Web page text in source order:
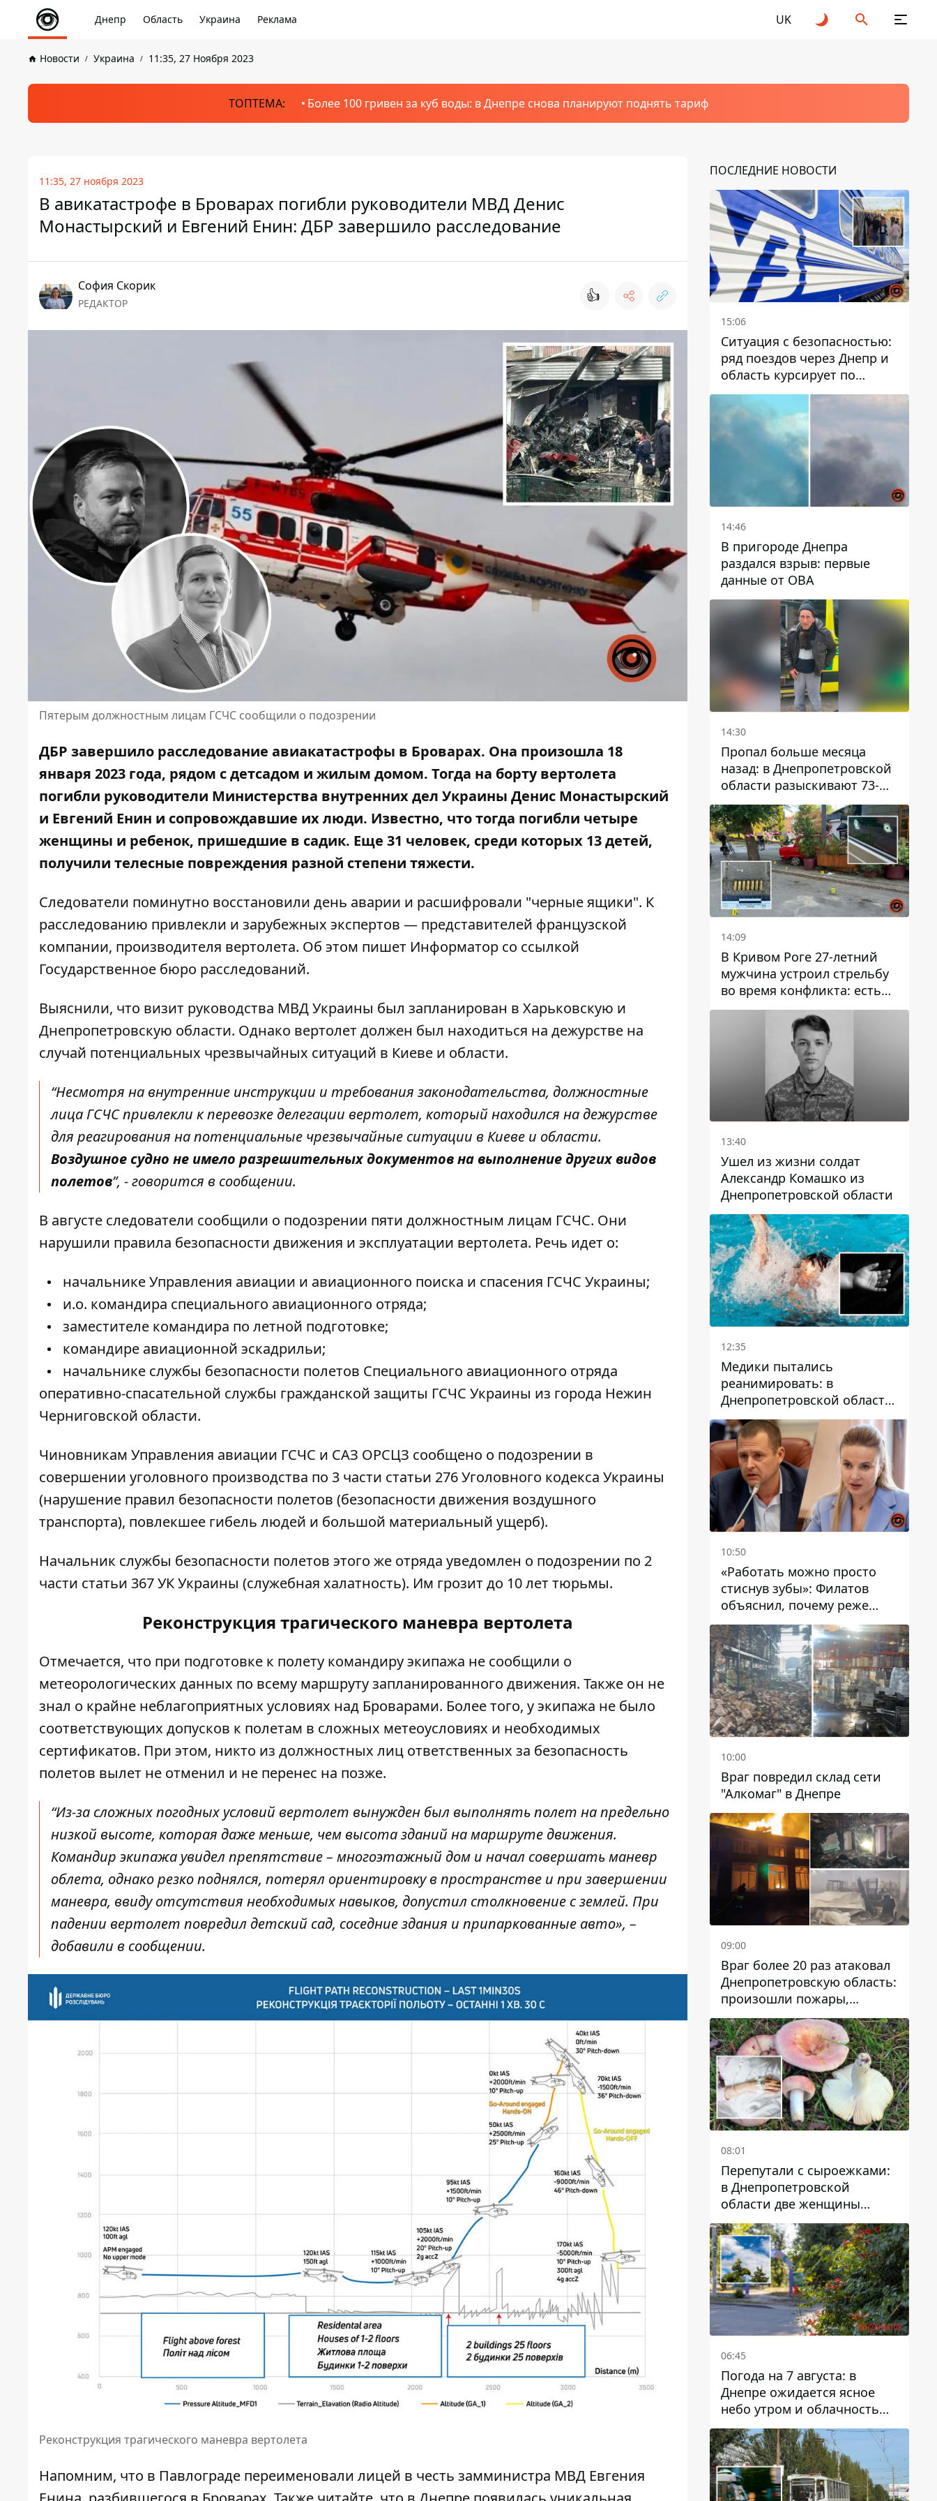
Днепр Область Украина Реклама UK
Новости Украина 11:35, 27 Ноября 2023
ТОПТЕМА: Более 100 гривен за куб воды: в Днепре снова планируют поднять тариф
11:35, 27 ноября 2023
В авикатастрофе в Броварах погибли руководители МВД Денис
Монастырский и Евгений Енин: ДБР завершило расследование
София Скорик
РЕДАКТОР 👍
Пятерым должностным лицам ГСЧС сообщили о подозрении
ДБР завершило расследование авиакатастрофы в Броварах. Она произошла 18
января 2023 года, рядом с детсадом и жилым домом. Тогда на борту вертолета
погибли руководители Министерства внутренних дел Украины Денис Монастырский
и Евгений Енин и сопровождавшие их люди. Известно, что тогда погибли четыре
женщины и ребенок, пришедшие в садик. Еще 31 человек, среди которых 13 детей,
получили телесные повреждения разной степени тяжести.
Следователи поминутно восстановили день аварии и расшифровали "черные ящики". К
расследованию привлекли и зарубежных экспертов — представителей французской
компании, производителя вертолета. Об этом пишет Информатор со ссылкой
Государственное бюро расследований.
Выяснили, что визит руководства МВД Украины был запланирован в Харьковскую и
Днепропетровскую области. Однако вертолет должен был находиться на дежурстве на
случай потенциальных чрезвычайных ситуаций в Киеве и области.
“Несмотря на внутренние инструкции и требования законодательства, должностные
лица ГСЧС привлекли к перевозке делегации вертолет, который находился на дежурстве
для реагирования на потенциальные чрезвычайные ситуации в Киеве и области.
Воздушное судно не имело разрешительных документов на выполнение других видов
полетов”, - говорится в сообщении.
В августе следователи сообщили о подозрении пяти должностным лицам ГСЧС. Они
нарушили правила безопасности движения и эксплуатации вертолета. Речь идет о:
начальнике Управления авиации и авиационного поиска и спасения ГСЧС Украины;
и.о. командира специального авиационного отряда;
заместителе командира по летной подготовке;
командире авиационной эскадрильи;
начальнике службы безопасности полетов Специального авиационного отряда
оперативно-спасательной службы гражданской защиты ГСЧС Украины из города Нежин
Черниговской области.
Чиновникам Управления авиации ГСЧС и САЗ ОРСЦЗ сообщено о подозрении в
совершении уголовного производства по 3 части статьи 276 Уголовного кодекса Украины
(нарушение правил безопасности полетов (безопасности движения воздушного
транспорта), повлекшее гибель людей и большой материальный ущерб).
Начальник службы безопасности полетов этого же отряда уведомлен о подозрении по 2
части статьи 367 УК Украины (служебная халатность). Им грозит до 10 лет тюрьмы.
Реконструкция трагического маневра вертолета
Отмечается, что при подготовке к полету командиру экипажа не сообщили о
метеорологических данных по всему маршруту запланированного движения. Также он не
знал о крайне неблагоприятных условиях над Броварами. Более того, у экипажа не было
соответствующих допусков к полетам в сложных метеоусловиях и необходимых
сертификатов. При этом, никто из должностных лиц ответственных за безопасность
полетов вылет не отменил и не перенес на позже.
“Из-за сложных погодных условий вертолет вынужден был выполнять полет на предельно
низкой высоте, которая даже меньше, чем высота зданий на маршруте движения.
Командир экипажа увидел препятствие – многоэтажный дом и начал совершать маневр
облета, однако резко поднялся, потерял ориентировку в пространстве и при завершении
маневра, ввиду отсутствия необходимых навыков, допустил столкновение с землей. При
падении вертолет повредил детский сад, соседние здания и припаркованные авто», –
добавили в сообщении.
Реконструкция трагического маневра вертолета
Напомним, что в Павлограде переименовали лицей в честь замминистра МВД Евгения
ПОСЛЕДНИЕ НОВОСТИ
15:06
Ситуация с безопасностью:
ряд поездов через Днепр и
область курсирует по
измененному маршруту, а
часть пути заменили
автобусами и электричками
14:46
В пригороде Днепра
раздался взрыв: первые
данные от ОВА
14:30
Пропал больше месяца
назад: в Днепропетровской
области разыскивают 73-
летнего мужчину
14:09
В Кривом Роге 27-летний
мужчина устроил стрельбу
во время конфликта: есть
раненый
13:40
Ушел из жизни солдат
Александр Комашко из
Днепропетровской области
12:35
Медики пытались
реанимировать: в
Днепропетровской области
двухлетний мальчик утонул
в бассейне
10:50
«Работать можно просто
стиснув зубы»: Филатов
объяснил, почему реже
пишет в соцсетях и
раскритиковал медийность
чиновников
10:00
Враг повредил склад сети
"Алкомаг" в Днепре
09:00
Враг более 20 раз атаковал
Днепропетровскую область:
произошли пожары,
повреждены дома,
инфраструктура и авто
08:01
Перепутали с сыроежками:
в Днепропетровской
области две женщины
отравились грибами
06:45
Погода на 7 августа: в
Днепре ожидается ясное
небо утром и облачность
после обеда